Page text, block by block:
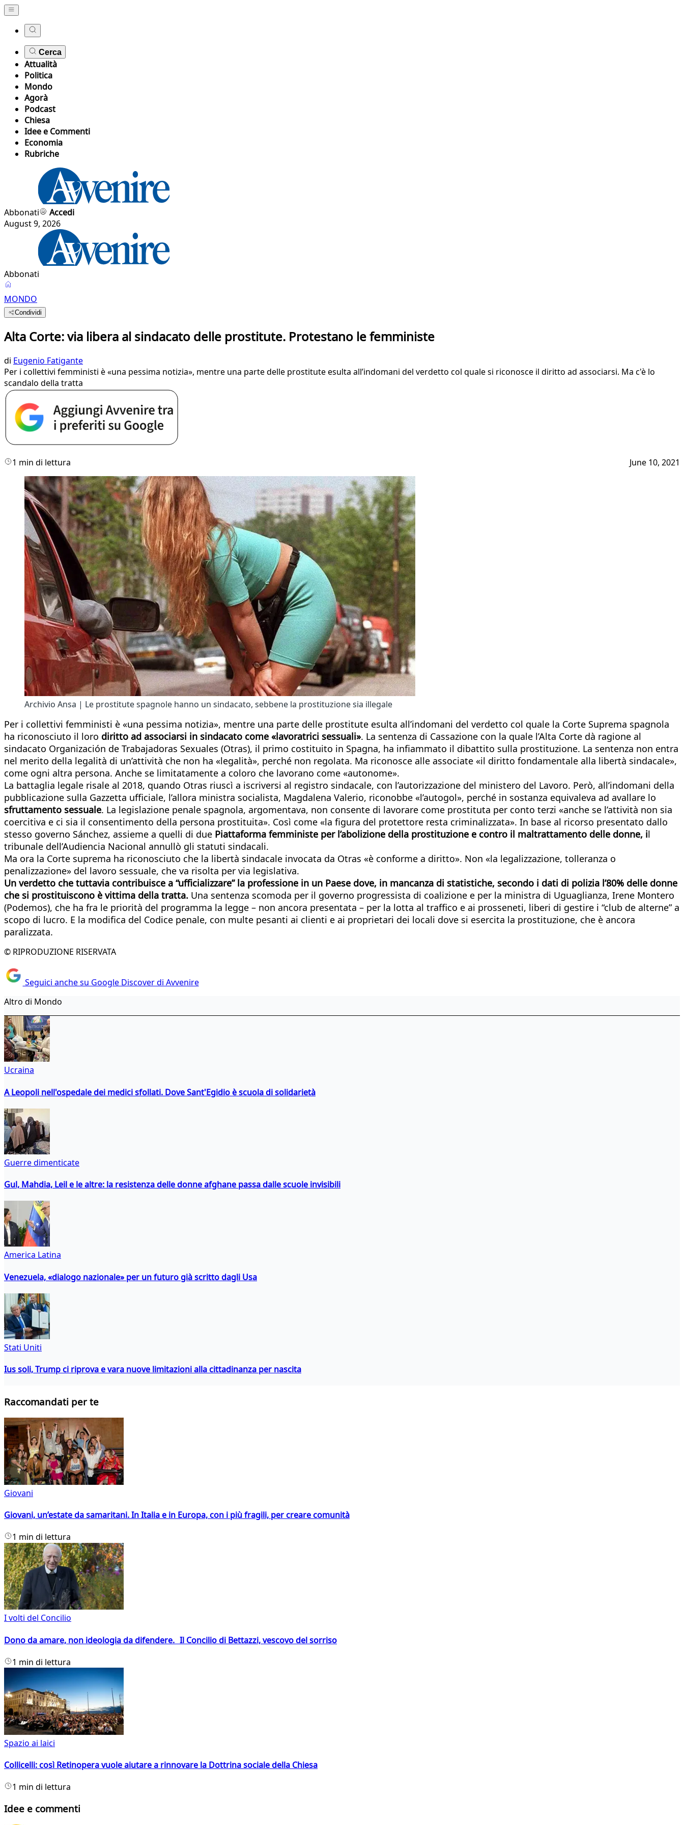
Cerca
Attualità
Politica
Mondo
Agorà
Podcast
Chiesa
Idee e Commenti
Economia
Rubriche
Abbonati
Accedi
August 9, 2026
Abbonati
MONDO
Condividi
Alta Corte: via libera al sindacato delle prostitute. Protestano le femministe
di Eugenio Fatigante
Per i collettivi femministi è «una pessima notizia», mentre una parte delle prostitute esulta all’indomani del verdetto col quale si riconosce il diritto ad associarsi. Ma c'è lo
scandalo della tratta
1 min di lettura June 10, 2021
Archivio Ansa | Le prostitute spagnole hanno un sindacato, sebbene la prostituzione sia illegale
Per i collettivi femministi è «una pessima notizia», mentre una parte delle prostitute esulta all’indomani del verdetto col quale la Corte Suprema spagnola
ha riconosciuto il loro diritto ad associarsi in sindacato come «lavoratrici sessuali». La sentenza di Cassazione con la quale l’Alta Corte dà ragione al
sindacato Organización de Trabajadoras Sexuales (Otras), il primo costituito in Spagna, ha infiammato il dibattito sulla prostituzione. La sentenza non entra
nel merito della legalità di un’attività che non ha «legalità», perché non regolata. Ma riconosce alle associate «il diritto fondamentale alla libertà sindacale»,
come ogni altra persona. Anche se limitatamente a coloro che lavorano come «autonome».
La battaglia legale risale al 2018, quando Otras riuscì a iscriversi al registro sindacale, con l’autorizzazione del ministero del Lavoro. Però, all’indomani della
pubblicazione sulla Gazzetta ufficiale, l’allora ministra socialista, Magdalena Valerio, riconobbe «l’autogol», perché in sostanza equivaleva ad avallare lo
sfruttamento sessuale. La legislazione penale spagnola, argomentava, non consente di lavorare come prostituta per conto terzi «anche se l’attività non sia
coercitiva e ci sia il consentimento della persona prostituita». Così come «la figura del protettore resta criminalizzata». In base al ricorso presentato dallo
stesso governo Sánchez, assieme a quelli di due Piattaforma femministe per l’abolizione della prostituzione e contro il maltrattamento delle donne, il
tribunale dell’Audiencia Nacional annullò gli statuti sindacali.
Ma ora la Corte suprema ha riconosciuto che la libertà sindacale invocata da Otras «è conforme a diritto». Non «la legalizzazione, tolleranza o
penalizzazione» del lavoro sessuale, che va risolta per via legislativa.
Un verdetto che tuttavia contribuisce a “ufficializzare” la professione in un Paese dove, in mancanza di statistiche, secondo i dati di polizia l’80% delle donne
che si prostituiscono è vittima della tratta. Una sentenza scomoda per il governo progressista di coalizione e per la ministra di Uguaglianza, Irene Montero
(Podemos), che ha fra le priorità del programma la legge – non ancora presentata – per la lotta al traffico e ai prosseneti, liberi di gestire i “club de alterne” a
scopo di lucro. E la modifica del Codice penale, con multe pesanti ai clienti e ai proprietari dei locali dove si esercita la prostituzione, che è ancora
paralizzata.
© RIPRODUZIONE RISERVATA
Seguici anche su Google Discover di Avvenire
Altro di Mondo
Ucraina
A Leopoli nell'ospedale dei medici sfollati. Dove Sant'Egidio è scuola di solidarietà
Guerre dimenticate
Gul, Mahdia, Leil e le altre: la resistenza delle donne afghane passa dalle scuole invisibili
America Latina
Venezuela, «dialogo nazionale» per un futuro già scritto dagli Usa
Stati Uniti
Ius soli, Trump ci riprova e vara nuove limitazioni alla cittadinanza per nascita
Raccomandati per te
Giovani
Giovani, un’estate da samaritani. In Italia e in Europa, con i più fragili, per creare comunità
1 min di lettura
I volti del Concilio
Dono da amare, non ideologia da difendere. Il Concilio di Bettazzi, vescovo del sorriso
1 min di lettura
Spazio ai laici
Collicelli: così Retinopera vuole aiutare a rinnovare la Dottrina sociale della Chiesa
1 min di lettura
Idee e commenti